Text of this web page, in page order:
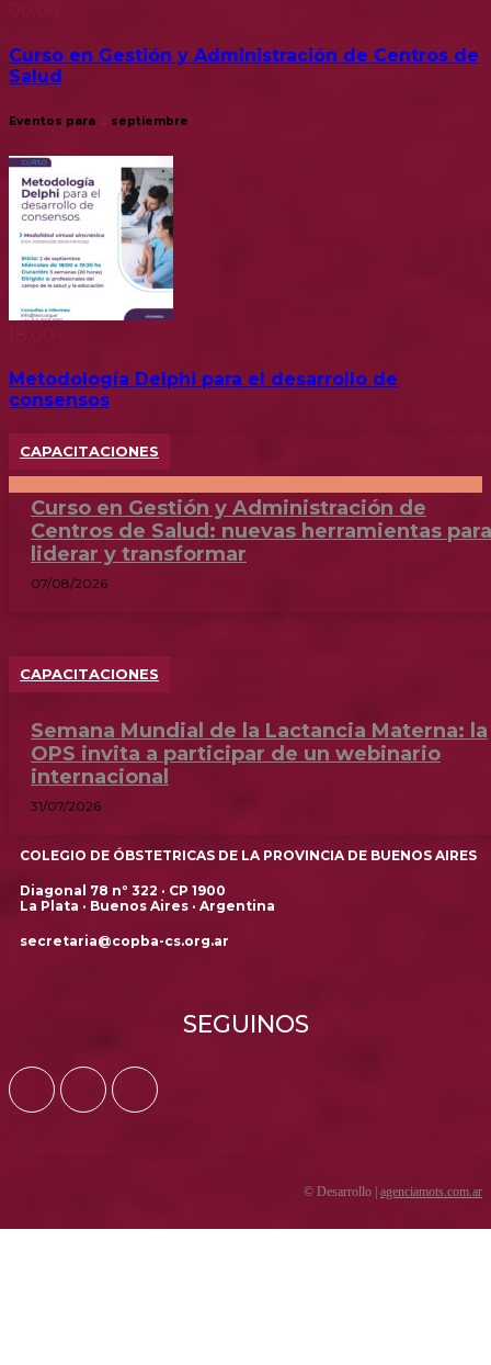
Curso en Gestión y Administración de Centros de
Salud
Eventos para septiembre
Metodología Delphi para el desarrollo de
consensos
CAPACITACIONES
Curso en Gestión y Administración de
Centros de Salud: nuevas herramientas para
liderar y transformar
07/08/2026
CAPACITACIONES
Semana Mundial de la Lactancia Materna: la
OPS invita a participar de un webinario
internacional
31/07/2026
COLEGIO DE ÓBSTETRICAS DE LA PROVINCIA DE BUENOS AIRES
Diagonal 78 nº 322 · CP 1900
La Plata · Buenos Aires · Argentina
secretaria@copba-cs.org.ar
SEGUINOS
© Desarrollo | agenciamots.com.ar